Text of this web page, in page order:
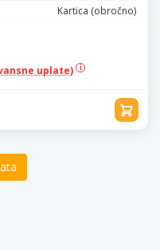
Kartica (obročno)
uplate)